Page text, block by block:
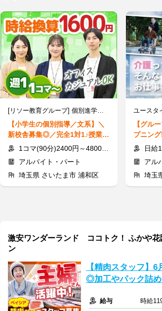
[リソー教育グループ] 個別進学指導塾「TOMAS」 浦和校 ※2026年9月16日 開校
【小学生の個別指導／文系】＼
新校舎募集◎／完全1対1♪授業日
程に合わせたシフト調整もOK
1コマ(90分)2400円～4800円 ※時給換算1600円～3200円
アルバイト・パート
埼玉県 さいたま市 浦和区
【グル
プニン
もの掃
日給
アル
埼玉
激安ワンダーランド ココトク！ ふかや
ン
【精肉スタッフ】
◎加工やパック詰め
給与
時給